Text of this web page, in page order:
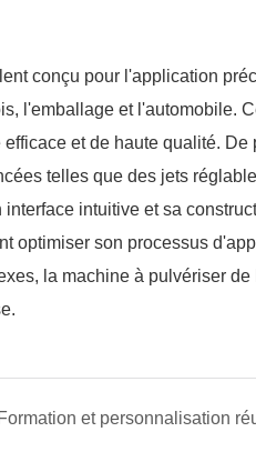
conçu pour l'application
l'emballage et l'automobile.
et de haute qualité. De
telles que des jets
intuitive et sa
optimiser son processus
la machine à pulvériser